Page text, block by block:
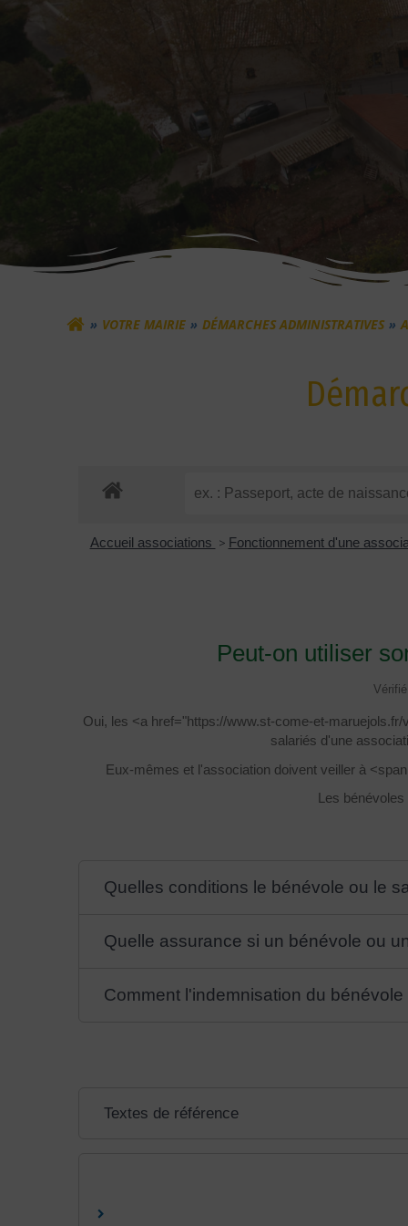
VOTRE MAIRIE DÉMARCHES ADMINISTRATIVES
Accueil associations > Fonctionnement d'une
Peut-on utiliser
Oui, les <a href="https://www.st-come-et-
salariés d'une
Eux-mêmes et l'association doivent veiller à
Les
Quelles conditions le bénévole ou le
Quelle assurance si un bénévole ou
Comment l'indemnisation du
Textes de référence